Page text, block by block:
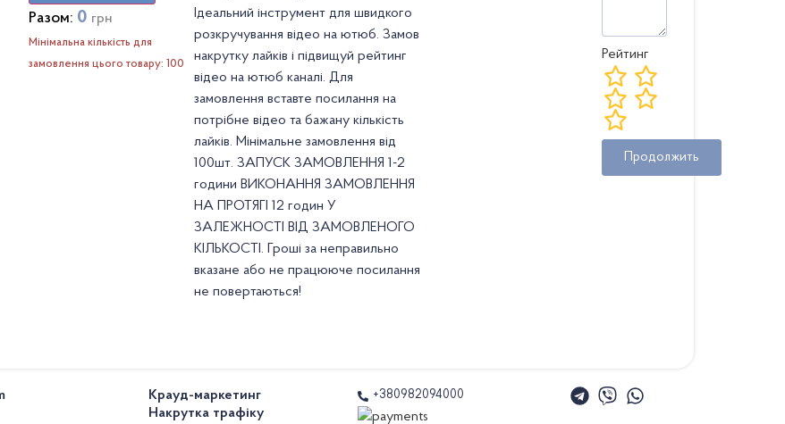
Разом: 0 грн
Мінімальна кількість для
замовлення цього товару: 100
Ідеальний інструмент для швидкого
розкручування відео на ютюб. Замов
накрутку лайків і підвищуй рейтинг
відео на ютюб каналі. Для
замовлення вставте посилання на
потрібне відео та бажану кількість
лайків. Мінімальне замовлення від
100шт. ЗАПУСК ЗАМОВЛЕННЯ 1-2
години ВИКОНАННЯ ЗАМОВЛЕННЯ
НА ПРОТЯГІ 12 годин У
ЗАЛЕЖНОСТІ ВІД ЗАМОВЛЕНОГО
КІЛЬКОСТІ. Гроші за неправильно
вказане або не працююче посилання
не повертаються!
Рейтинг
Продолжить
Крауд-маркетинг
Накрутка трафіку
+380982094000